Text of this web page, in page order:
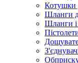
Котушки
Шланги
Шланги і